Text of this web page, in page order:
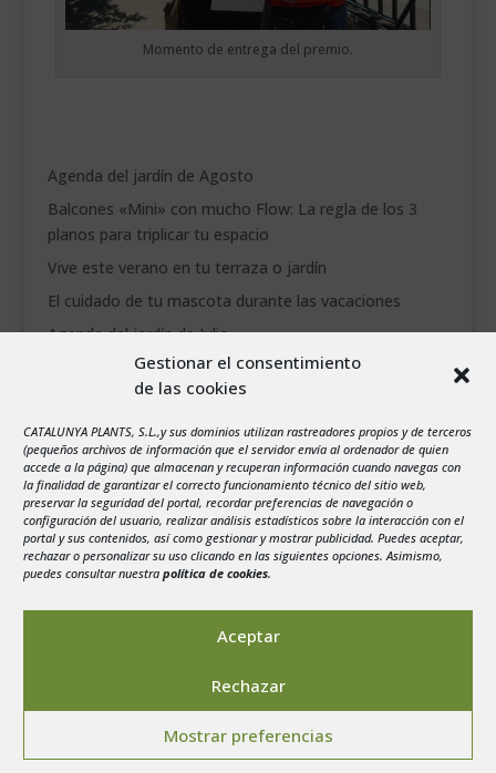
Gestionar el consentimiento
de las cookies
CATALUNYA PLANTS, S.L.,y sus dominios utilizan rastreadores propios y de terceros
(pequeños archivos de información que el servidor envía al ordenador de quien
accede a la página) que almacenan y recuperan información cuando navegas con
la finalidad de garantizar el correcto funcionamiento técnico del sitio web,
preservar la seguridad del portal, recordar preferencias de navegación o
configuración del usuario, realizar análisis estadísticos sobre la interacción con el
portal y sus contenidos, así como gestionar y mostrar publicidad. Puedes aceptar,
rechazar o personalizar su uso clicando en las siguientes opciones. Asimismo,
puedes consultar nuestra política de cookies.
Aceptar
Rechazar
Mostrar preferencias
Momento de entrega del premio.
Agenda del jardín de Agosto
Balcones «Mini» con mucho Flow: La regla de los 3
planos para triplicar tu espacio
Vive este verano en tu terraza o jardín
El cuidado de tu mascota durante las vacaciones
Agenda del jardín de Julio
agosto 2026
1
2
3
4 5 6 7 8
9
10
11 12 13 14 15
16
17
18 19 20 21 22
23
24
25 26 27
31